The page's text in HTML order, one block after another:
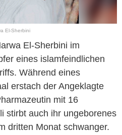
El-Sherbini
El-Sherbini im
eines islamfeindlichen
Während eines
erstach der Angeklagte
mit 16
stirbt auch ihr ungeborenes
dritten Monat schwanger.